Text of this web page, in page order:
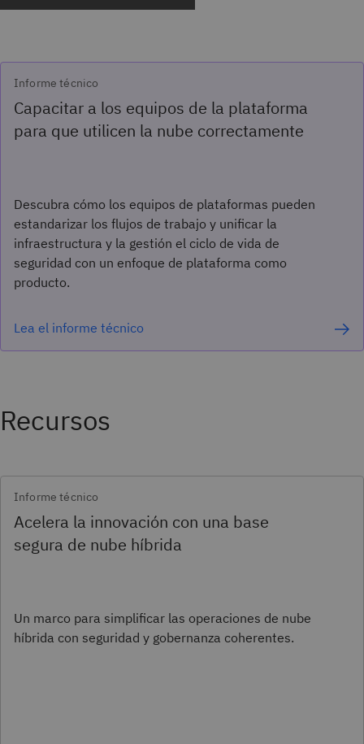
Informe técnico
Capacitar a los equipos de la plataforma
para que utilicen la nube correctamente
Descubra cómo los equipos de plataformas pueden
estandarizar los flujos de trabajo y unificar la
infraestructura y la gestión el ciclo de vida de
seguridad con un enfoque de plataforma como
producto.
Lea el informe técnico
Recursos
Informe técnico
Acelera la innovación con una base
segura de nube híbrida
Un marco para simplificar las operaciones de nube
híbrida con seguridad y gobernanza coherentes.